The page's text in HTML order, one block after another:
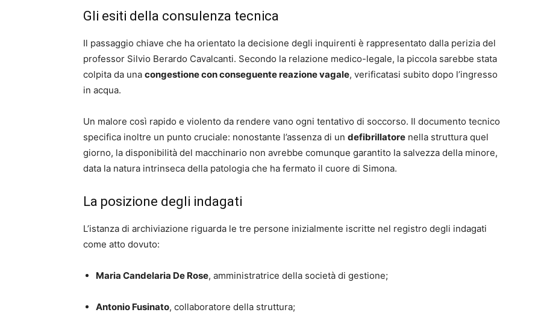
Gli esiti della consulenza tecnica
Il passaggio chiave che ha orientato la decisione degli inquirenti è rappresentato dalla perizia del
professor Silvio Berardo Cavalcanti. Secondo la relazione medico-legale, la piccola sarebbe stata
colpita da una congestione con conseguente reazione vagale, verificatasi subito dopo l’ingresso
in acqua.
Un malore così rapido e violento da rendere vano ogni tentativo di soccorso. Il documento tecnico
specifica inoltre un punto cruciale: nonostante l’assenza di un defibrillatore nella struttura quel
giorno, la disponibilità del macchinario non avrebbe comunque garantito la salvezza della minore,
data la natura intrinseca della patologia che ha fermato il cuore di Simona.
La posizione degli indagati
L’istanza di archiviazione riguarda le tre persone inizialmente iscritte nel registro degli indagati
come atto dovuto:
Maria Candelaria De Rose, amministratrice della società di gestione;
Antonio Fusinato, collaboratore della struttura;